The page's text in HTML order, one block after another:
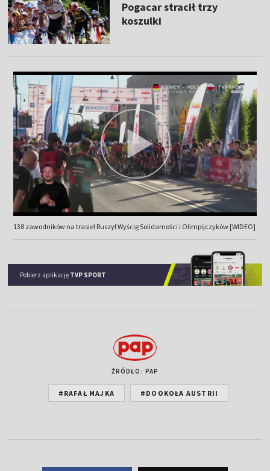
Pogacar stracił trzy
koszulki
138 zawodników na trasie! Ruszył Wyścig Solidarności i Olimpijczyków [WIDEO]
Pobierz aplikację TVP SPORT
ŹRÓDŁO: PAP
#RAFAŁ MAJKA #DOOKOŁA AUSTRII